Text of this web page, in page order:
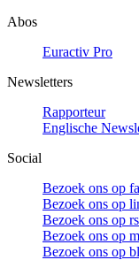
Abos
Euractiv Pro
Newsletters
Rapporteur
Englische
Social
Bezoek ons op
Bezoek ons op
Bezoek ons op
Bezoek ons op
Bezoek ons op